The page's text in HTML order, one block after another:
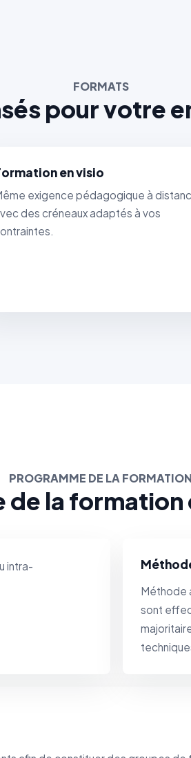
FORMATS
pour votre
en visio
exigence pédagogique à
des créneaux adaptés à vos
PROGRAMME DE LA FORMATION
de la formation
intra-
Méthode
sont